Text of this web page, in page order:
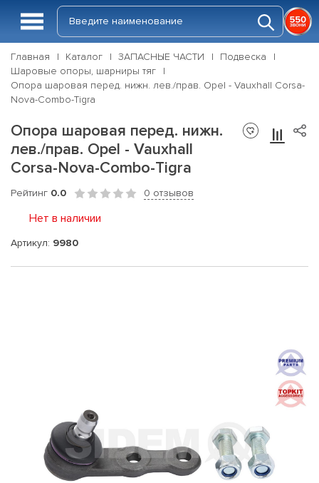
Главная Каталог ЗАПАСНЫЕ ЧАСТИ
Подвеска
Шаровые опоры, шарниры тяг
Опора шаровая перед. нижн. лев./прав. Opel - Vauxhall Corsa-
Nova-Combo-Tigra
Опора шаровая перед. нижн.
лев./прав. Opel - Vauxhall
Corsa-Nova-Combo-Tigra
Рейтинг 0.0 0 отзывов
Нет в наличии
Артикул: 9980